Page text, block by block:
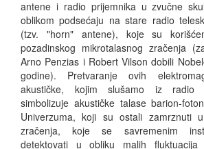
antene i radio prijemnika u zvučne
oblikom podsećaju na stare radio
(tzv. "horn" antene), koje su
pozadinskog mikrotalasnog zračenja
Arno Penzias i Robert Vilson dobili
godine). Pretvaranje ovih
akustičke, kojim slušamo iz radio
simbolizuje akustičke talase barion-
Univerzuma, koji su ostali zamrznuti
zračenja, koje se savremenim
detektovati u obliku malih